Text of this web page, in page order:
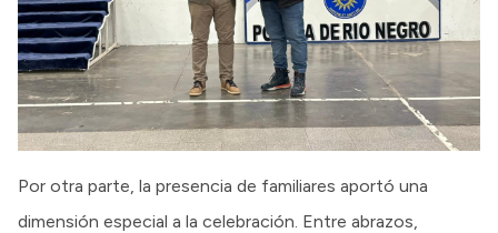
Por otra parte, la presencia de familiares aportó una
dimensión especial a la celebración. Entre abrazos,